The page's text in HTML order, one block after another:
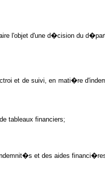
l'objet d'une d�cision du
et de suivi, en mati�re
tableaux financiers;
et des aides